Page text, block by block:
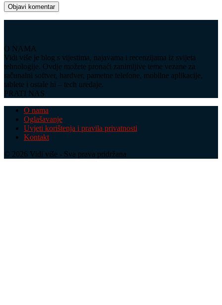
O NAMA
Vidi više je blog s vijestima, najavama i recenzijama iz svijeta
tehnologije. Ovdje možete pronaći zanimljive teme vezane za
računalni softver, hardver, pametne telefone, mobilne aplikacije,
tablete i ostale hi – tech uređaje.
PRATI NAS
O nama
Oglašavanje
Uvjeti korištenja i pravila privatnosti
Kontakt
© 2026 Vidi više - Sva prava pridržana